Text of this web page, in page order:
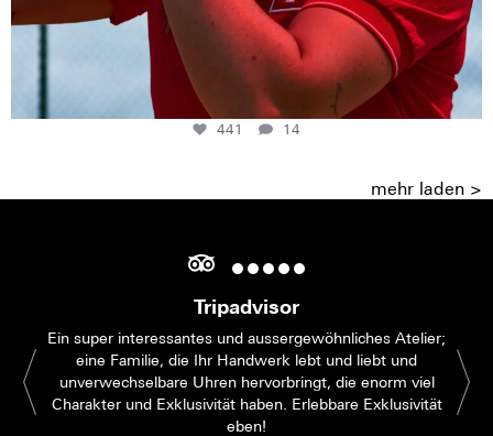
441 14
mehr laden >
Tripadvisor
Ein super interessantes und aussergewöhnliches Atelier;
eine Familie, die Ihr Handwerk lebt und liebt und
unverwechselbare Uhren hervorbringt, die enorm viel
Charakter und Exklusivität haben. Erlebbare Exklusivität
eben!